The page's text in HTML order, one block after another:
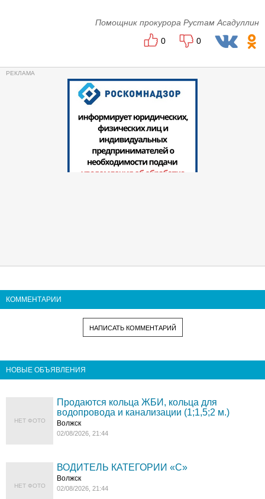
Помощник прокурора Рустам Асадуллин
0
0
КОММЕНТАРИИ
НАПИСАТЬ КОММЕНТАРИЙ
НОВЫЕ ОБЪЯВЛЕНИЯ
НЕТ ФОТО
Продаются кольца ЖБИ, кольца для
водопровода и канализации (1;1,5;2 м.)
Волжск
02/08/2026, 21:44
НЕТ ФОТО
ВОДИТЕЛЬ КАТЕГОРИИ «C»
Волжск
02/08/2026, 21:44